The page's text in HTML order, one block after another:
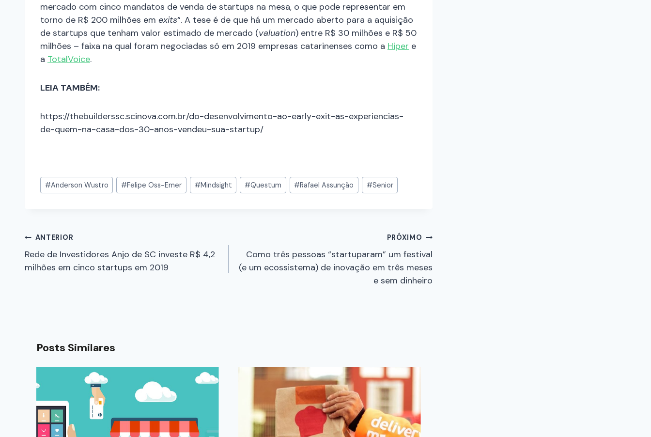
mercado com cinco mandatos de venda de startups na mesa, o que pode representar em
torno de R$ 200 milhões em exits“. A tese é de que há um mercado aberto para a aquisição
de startups que tenham valor estimado de mercado (valuation) entre R$ 30 milhões e R$ 50
milhões – faixa na qual foram negociadas só em 2019 empresas catarinenses como a Hiper e
a TotalVoice.
LEIA TAMBÉM:
https://thebuilderssc.scinova.com.br/do-desenvolvimento-ao-early-exit-as-experiencias-
de-quem-na-casa-dos-30-anos-vendeu-sua-startup/
#Anderson Wustro #Felipe Oss-Emer #Mindsight #Questum #Rafael Assunção #Senior
ANTERIOR
Rede de Investidores Anjo de SC investe R$ 4,2
milhões em cinco startups em 2019
PRÓXIMO
Como três pessoas “startuparam” um festival
(e um ecossistema) de inovação em três meses
e sem dinheiro
Posts Similares